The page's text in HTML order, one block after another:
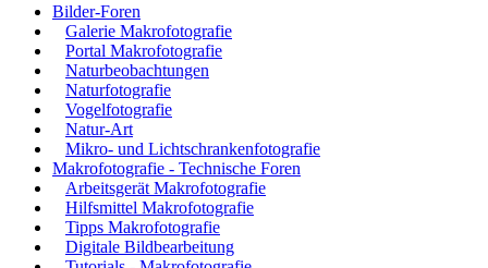
Bilder-Foren
Galerie Makrofotografie
Portal Makrofotografie
Naturbeobachtungen
Naturfotografie
Vogelfotografie
Natur-Art
Mikro- und Lichtschrankenfotografie
Makrofotografie - Technische Foren
Arbeitsgerät Makrofotografie
Hilfsmittel Makrofotografie
Tipps Makrofotografie
Digitale Bildbearbeitung